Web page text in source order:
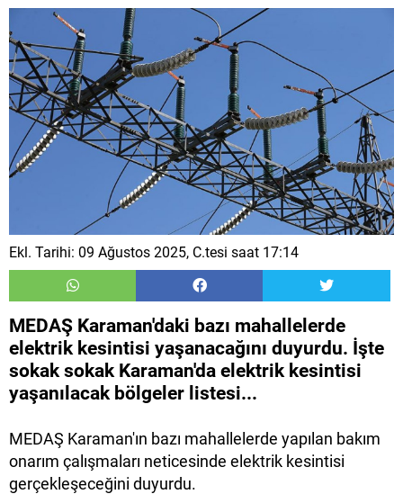
Ekl. Tarihi: 09 Ağustos 2025, C.tesi saat 17:14
MEDAŞ Karaman'daki bazı mahallelerde
elektrik kesintisi yaşanacağını duyurdu. İşte
sokak sokak Karaman'da elektrik kesintisi
yaşanılacak bölgeler listesi...
MEDAŞ Karaman'ın bazı mahallelerde yapılan bakım
onarım çalışmaları neticesinde elektrik kesintisi
gerçekleşeceğini duyurdu.